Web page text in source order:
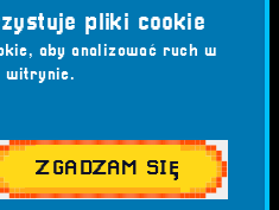
do retro. Wspiera
załogi RetroSfera
zaangażowaniem!
FPS
pliki cookie
aby analizować ruch w
witrynie.
ZGADZAM SIĘ